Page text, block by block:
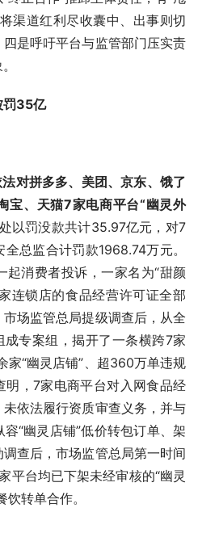
渠道红利尽收囊中、出事则切
是呼吁平台与监管部门压实责
罚35亿
对拼多多、美团、京东、饿了
宝、天猫7家电商平台“幽灵外
处以罚没款共计35.97亿元，对7
总监合计罚款1968.74万元。
消费者投诉，一家名为“甜颜
连锁店的食品经营许可证全部
场监管总局提级调查后，从全
专案组，揭开了一条横跨7家
家“幽灵店铺”、超360万单违规
明，7家电商平台对入网食品经
依法履行资质审查义务，并与
“幽灵店铺”低价转包订单、架
查后，市场监管总局第一时间
平台均已下架未经审核的“幽灵
转单合作。